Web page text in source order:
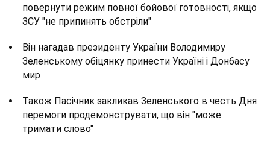
повернути режим повної бойової готовності, якщо
ЗСУ "не припинять обстріли"
Він нагадав президенту України Володимиру
Зеленському обіцянку принести Україні і Донбасу
мир
Також Пасічник закликав Зеленського в честь Дня
перемоги продемонструвати, що він "може
тримати слово"